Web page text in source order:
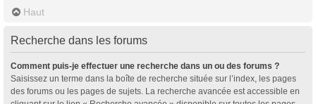
Haut
Recherche dans les forums
Comment puis-je effectuer une recherche dans un ou des forums ?
Saisissez un terme dans la boîte de recherche située sur l’index, les pages
des forums ou les pages de sujets. La recherche avancée est accessible en